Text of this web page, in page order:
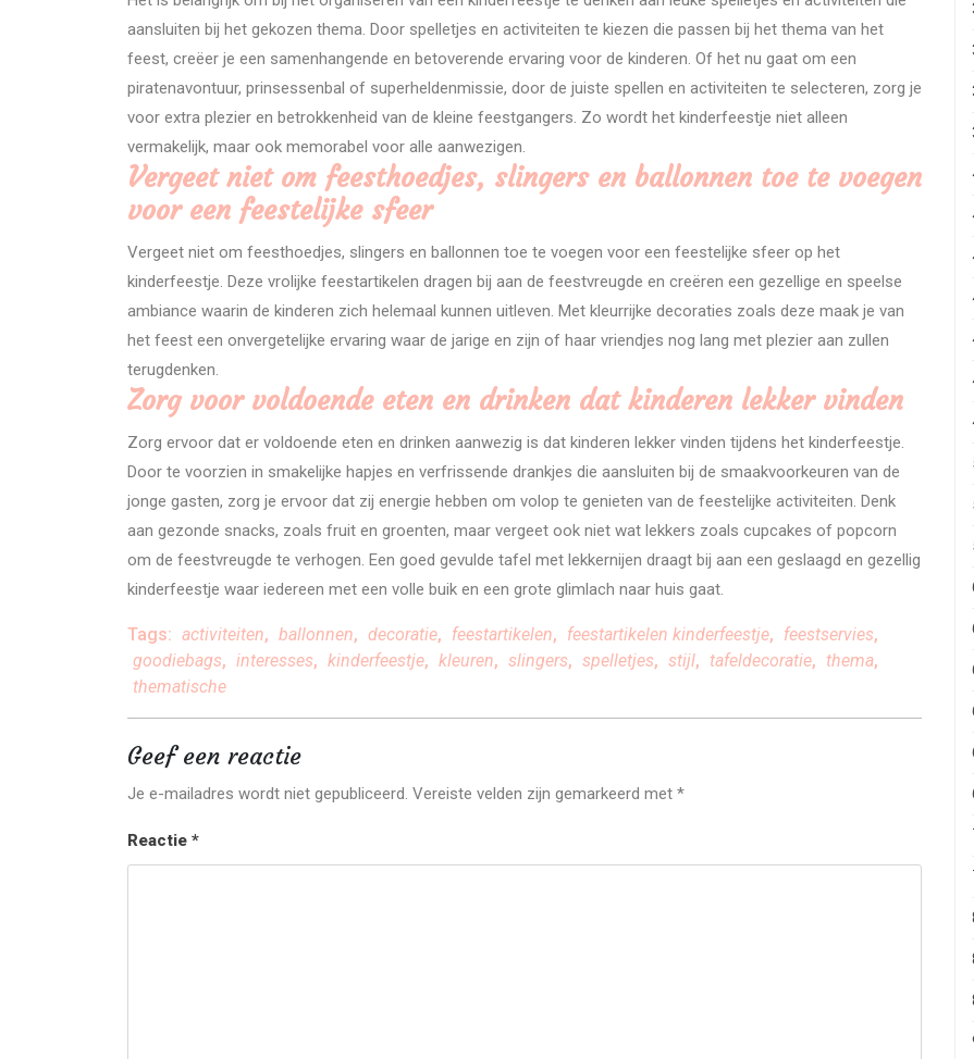
aansluiten bij het gekozen thema. Door spelletjes en activiteiten te kiezen die passen bij het thema van het
feest, creëer je een samenhangende en betoverende ervaring voor de kinderen. Of het nu gaat om een
piratenavontuur, prinsessenbal of superheldenmissie, door de juiste spellen en activiteiten te selecteren, zorg je
voor extra plezier en betrokkenheid van de kleine feestgangers. Zo wordt het kinderfeestje niet alleen
vermakelijk, maar ook memorabel voor alle aanwezigen.
Vergeet niet om feesthoedjes, slingers en ballonnen toe te voegen
voor een feestelijke sfeer
Vergeet niet om feesthoedjes, slingers en ballonnen toe te voegen voor een feestelijke sfeer op het
kinderfeestje. Deze vrolijke feestartikelen dragen bij aan de feestvreugde en creëren een gezellige en speelse
ambiance waarin de kinderen zich helemaal kunnen uitleven. Met kleurrijke decoraties zoals deze maak je van
het feest een onvergetelijke ervaring waar de jarige en zijn of haar vriendjes nog lang met plezier aan zullen
terugdenken.
Zorg voor voldoende eten en drinken dat kinderen lekker vinden
Zorg ervoor dat er voldoende eten en drinken aanwezig is dat kinderen lekker vinden tijdens het kinderfeestje.
Door te voorzien in smakelijke hapjes en verfrissende drankjes die aansluiten bij de smaakvoorkeuren van de
jonge gasten, zorg je ervoor dat zij energie hebben om volop te genieten van de feestelijke activiteiten. Denk
aan gezonde snacks, zoals fruit en groenten, maar vergeet ook niet wat lekkers zoals cupcakes of popcorn
om de feestvreugde te verhogen. Een goed gevulde tafel met lekkernijen draagt bij aan een geslaagd en gezellig
kinderfeestje waar iedereen met een volle buik en een grote glimlach naar huis gaat.
Tags: activiteiten, ballonnen, decoratie, feestartikelen, feestartikelen kinderfeestje, feestservies,
goodiebags, interesses, kinderfeestje, kleuren, slingers, spelletjes, stijl, tafeldecoratie, thema,
thematische
Geef een reactie
Je e-mailadres wordt niet gepubliceerd. Vereiste velden zijn gemarkeerd met *
Reactie *